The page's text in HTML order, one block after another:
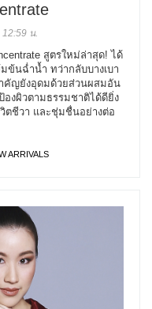
น.
สูตรใหม่ล่าสุด! ได้
นฉ่ำน้ำ ทว่ากลับบางเบา
ำคัญยังอุดมด้วยส่วนผสมอัน
งผิวตามธรรมชาติได้ดียิ่ง
ตชีวา และชุ่มชื่นอย่างต่อ
ARRIVALS